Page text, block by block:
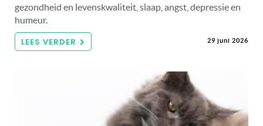
gezondheid en levenskwaliteit, slaap, angst, depressie en
humeur.
LEES VERDER 29 juni 2026